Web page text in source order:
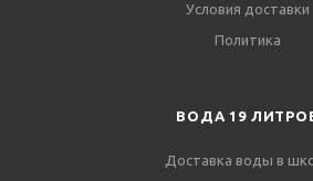
Условия доставки
Политика
ВОДА 19
Доставка воды в